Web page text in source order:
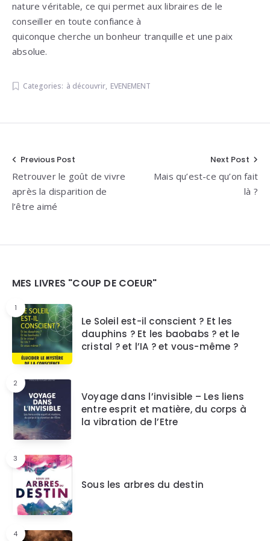
nature véritable, ce qui permet aux libraires de le
conseiller en toute confiance à
quiconque cherche un bonheur tranquille et une paix
absolue.
Categories: à découvrir, EVENEMENT
Navigation
de
l’article
Previous Post
Retrouver le goût de vivre
après la disparition de
l’être aimé
Next Post
Mais qu’est-ce qu’on fait
là ?
Widgets
MES LIVRES "COUP DE COEUR"
1
Le Soleil est-il conscient ? Et les
dauphins ? Et les baobabs ? et le
cristal ? et l’IA ? et vous-même ?
2
Voyage dans l’invisible – Les liens
entre esprit et matière, du corps à
la vibration de l’Etre
3
Sous les arbres du destin
4